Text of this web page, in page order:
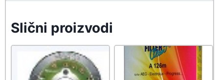
Slični proizvodi